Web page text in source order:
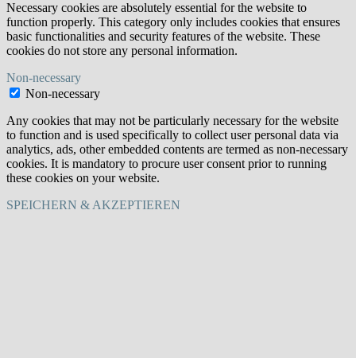
Necessary cookies are absolutely essential for the website to
function properly. This category only includes cookies that ensures
basic functionalities and security features of the website. These
cookies do not store any personal information.
Non-necessary
Non-necessary
Any cookies that may not be particularly necessary for the website
to function and is used specifically to collect user personal data via
analytics, ads, other embedded contents are termed as non-necessary
cookies. It is mandatory to procure user consent prior to running
these cookies on your website.
SPEICHERN & AKZEPTIEREN